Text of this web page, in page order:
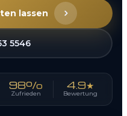
lassen
5546
98%
Zufrieden
4.9★
Bewertung